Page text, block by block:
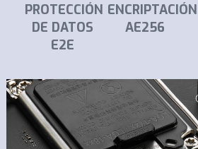
PROTECCIÓN
DE DATOS
E2E
ENCRIPTACIÓN
AE256